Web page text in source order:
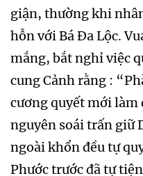
giận, thường khi
hỗn với Bá Đa Lộc.
mắng, bắt nghỉ việc
cung Cảnh rằng :
cương quyết mới làm
nguyên soái trấn giữ
ngoài khổn đều tự
Phước trước đã tự